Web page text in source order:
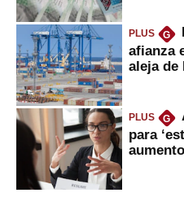
PLUS G
afianza
aleja de
PLUS G
para